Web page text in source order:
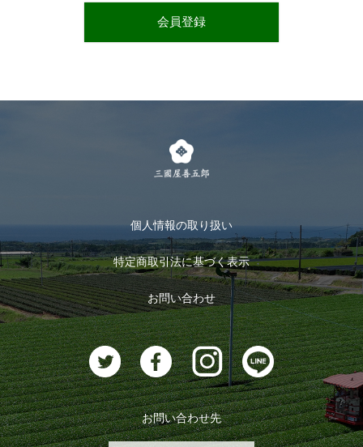
会員登録
個人情報の取り扱い
特定商取引法に基づく表示
お問い合わせ
お問い合わせ先